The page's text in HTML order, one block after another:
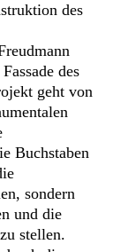
des
des
geht von
Buchstaben
sondern
und die
stellen.